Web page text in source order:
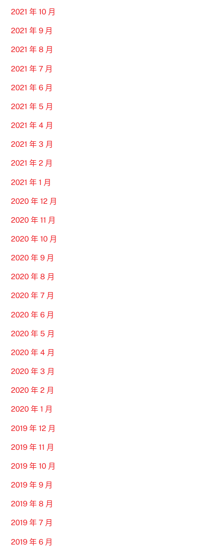
2021 年 10 月
2021 年 9 月
2021 年 8 月
2021 年 7 月
2021 年 6 月
2021 年 5 月
2021 年 4 月
2021 年 3 月
2021 年 2 月
2021 年 1 月
2020 年 12 月
2020 年 11 月
2020 年 10 月
2020 年 9 月
2020 年 8 月
2020 年 7 月
2020 年 6 月
2020 年 5 月
2020 年 4 月
2020 年 3 月
2020 年 2 月
2020 年 1 月
2019 年 12 月
2019 年 11 月
2019 年 10 月
2019 年 9 月
2019 年 8 月
2019 年 7 月
2019 年 6 月